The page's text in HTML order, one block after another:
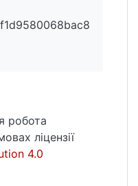
робота
ліцензії
4.0